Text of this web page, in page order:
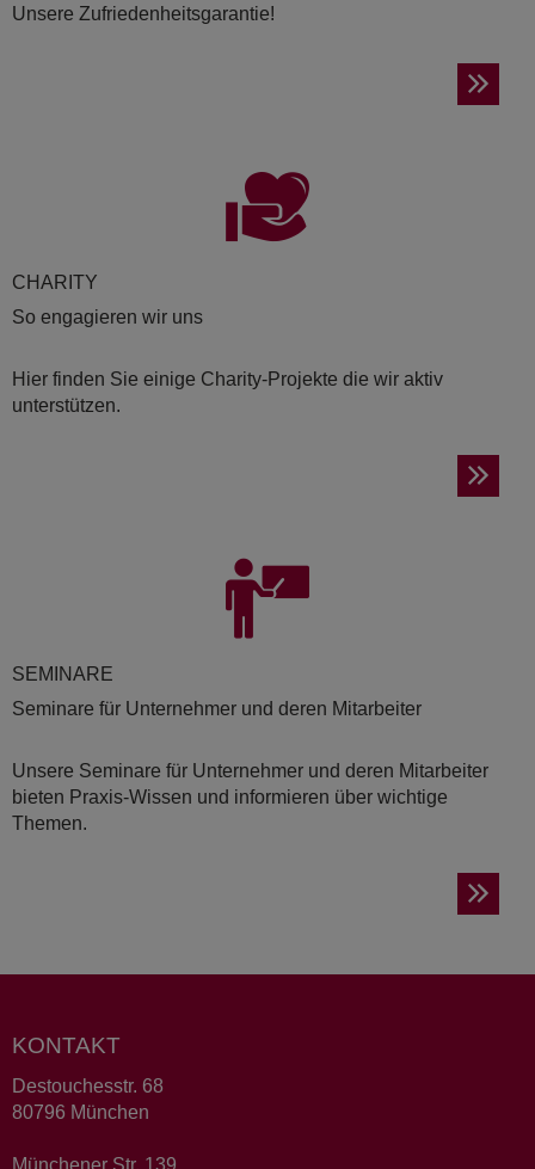
Unsere Zufriedenheitsgarantie!
CHA­RI­TY
So engagieren wir uns
Hier finden Sie einige Charity-Projekte die wir aktiv
unterstützen.
SE­MI­NA­RE
Seminare für Unternehmer und deren Mitarbeiter
Unsere Seminare für Unternehmer und deren Mitarbeiter
bieten Praxis-Wissen und informieren über wichtige
Themen.
KONTAKT
Destouchesstr. 68
80796 München
Münchener Str. 139